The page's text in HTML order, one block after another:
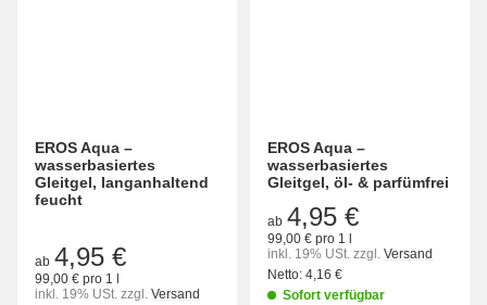
EROS Aqua –
wasserbasiertes
Gleitgel, langanhaltend
feucht
ab 4,95 €
99,00 € pro 1 l
inkl. 19% USt. zzgl. Versand
EROS Aqua –
wasserbasiertes
Gleitgel, öl- & parfümfrei
ab 4,95 €
99,00 € pro 1 l
inkl. 19% USt. zzgl. Versand
Netto: 4,16 €
Sofort verfügbar